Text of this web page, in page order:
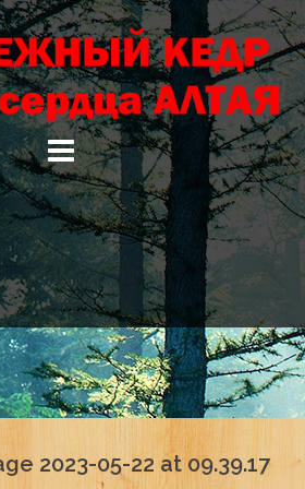
2023-05-22 at 09.39.17